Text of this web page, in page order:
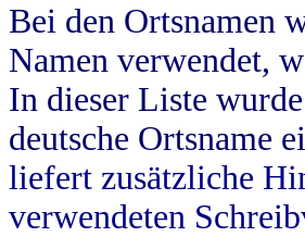
Bei den Ortsnamen
Namen verwendet,
In dieser Liste
deutsche Ortsname
liefert zusätzliche
verwendeten